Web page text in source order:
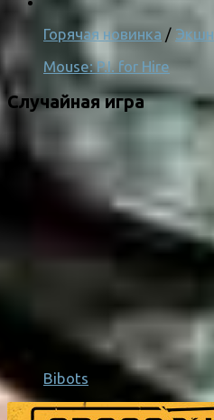
Горячая новинка / Экшн
Mouse: P.I. for Hire
Случайная игра
Bibots